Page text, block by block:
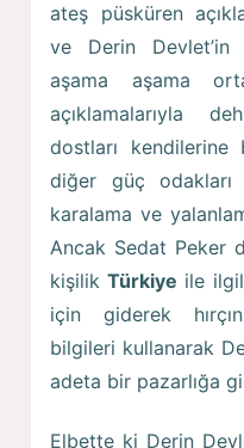
ateş püsküren
ve Derin Devlet’in
aşama aşama
açıklamalarıyla
dostları kendilerine
diğer güç odakları
karalama ve
Ancak Sedat Peker
kişilikTürkiye ile
için giderek
bilgileri kullanarak
adeta bir pazarlığa
Elbette ki Derin